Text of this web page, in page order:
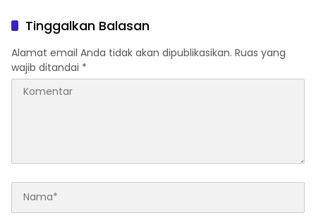
Tinggalkan Balasan
Alamat email Anda tidak akan dipublikasikan. Ruas yang
wajib ditandai *